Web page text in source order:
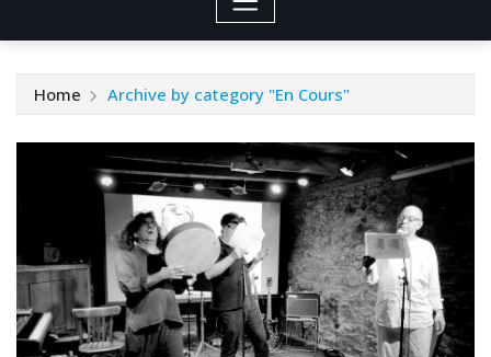
Home Archive by category "En Cours"